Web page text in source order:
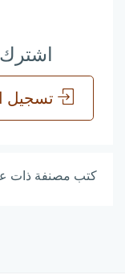
تسجيل
كتب مصنفة ذات